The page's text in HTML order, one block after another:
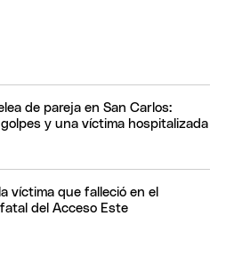
de pareja en San Carlos:
y una víctima hospitalizada
víctima que falleció en el
del Acceso Este